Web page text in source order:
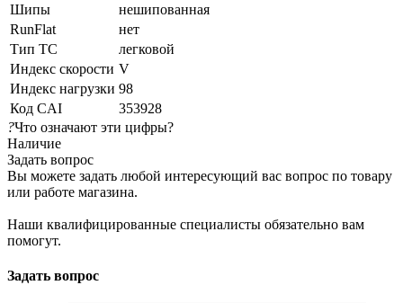
Шипы
нешипованная
RunFlat
нет
Тип ТС
легковой
Индекс скорости V
Индекс нагрузки 98
Код CAI
353928
?Что означают эти цифры?
Наличие
Задать вопрос
Вы можете задать любой интересующий вас вопрос по товару
или работе магазина.
Наши квалифицированные специалисты обязательно вам
помогут.
Задать вопрос